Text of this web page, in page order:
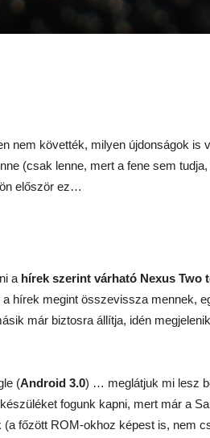
nem követték, milyen újdonságok is
(csak lenne, mert a fene sem
először ez…
a hírek szerint várható Nexus Two
hírek megint összevissza mennek,
már biztosra állítja, idén
(Android 3.0) … meglátjuk mi lesz
fogunk kapni, mert már a
főzött ROM-okhoz képest is, nem